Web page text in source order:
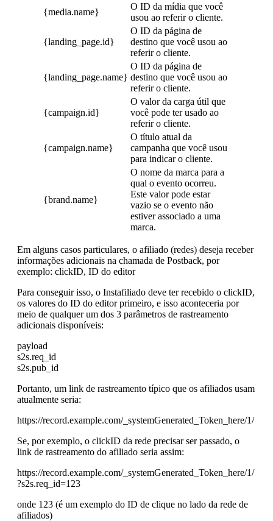
{media.name}
O ID da mídia que você
usou ao referir o cliente.
{landing_page.id}
O ID da página de
destino que você usou ao
referir o cliente.
{landing_page.name}
O ID da página de
destino que você usou ao
referir o cliente.
{campaign.id}
O valor da carga útil que
você pode ter usado ao
referir o cliente.
{campaign.name}
O título atual da
campanha que você usou
para indicar o cliente.
{brand.name}
O nome da marca para a
qual o evento ocorreu.
Este valor pode estar
vazio se o evento não
estiver associado a uma
marca.
Em alguns casos particulares, o afiliado (redes) deseja receber
informações adicionais na chamada de Postback, por
exemplo: clickID, ID do editor
Para conseguir isso, o Instafiliado deve ter recebido o clickID,
os valores do ID do editor primeiro, e isso aconteceria por
meio de qualquer um dos 3 parâmetros de rastreamento
adicionais disponíveis:
payload
s2s.req_id
s2s.pub_id
Portanto, um link de rastreamento típico que os afiliados usam
atualmente seria:
https://record.example.com/_systemGenerated_Token_here/1/
Se, por exemplo, o clickID da rede precisar ser passado, o
link de rastreamento do afiliado seria assim:
https://record.example.com/_systemGenerated_Token_here/1/​
?s2s.req_id=123
onde 123 (é um exemplo do ID de clique no lado da rede de
afiliados)